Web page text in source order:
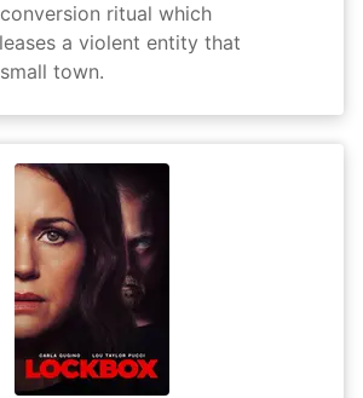
ritual which
a violent entity that
town.